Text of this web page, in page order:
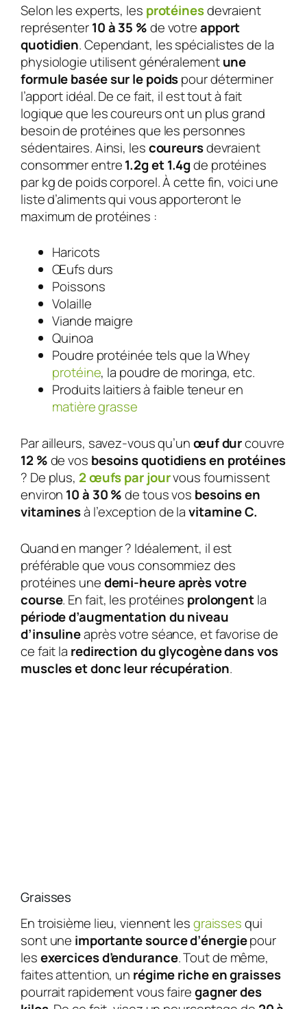
Selon les experts, les protéinesdevraient
représenter10 à 35 %de votreapport
quotidien. Cependant, les spécialistes de la
physiologie utilisent généralementune
formule basée sur le poidspour déterminer
l’apport idéal. De ce fait, il est tout à fait
logique que les coureurs ont un plus grand
besoin de protéines que les personnes
sédentaires. Ainsi, lescoureursdevraient
consommer entre1.2g et 1.4gde protéines
par kg de poids corporel. À cette fin, voici une
liste d’aliments qui vous apporteront le
maximum de protéines :
Haricots
Œufs durs
Poissons
Volaille
Viande maigre
Quinoa
Poudre protéinée tels que la Whey
protéine, la poudre de moringa, etc.
Produits laitiers à faible teneur en
matière grasse
Par ailleurs, savez-vous qu’unœuf durcouvre
12 %de vos besoins quotidiens en protéines
? De plus, 2 œufs par jourvous fournissent
environ 10 à 30 %de tous vos besoins en
vitaminesà l’exception de lavitamine C.
Quand en manger ? Idéalement, il est
préférable que vous consommiez des
protéines unedemi-heure après votre
course. En fait, les protéines prolongentla
période d’augmentation du niveau
d’insulineaprès votre séance, et favorise de
ce fait la redirection du glycogène dans vos
muscles et donc leur récupération.
Graisses
En troisième lieu, viennent lesgraissesqui
sont une importante source d’énergiepour
lesexercices d’endurance. Tout de même,
faites attention, un régime riche en graisses
pourrait rapidement vous fairegagner des